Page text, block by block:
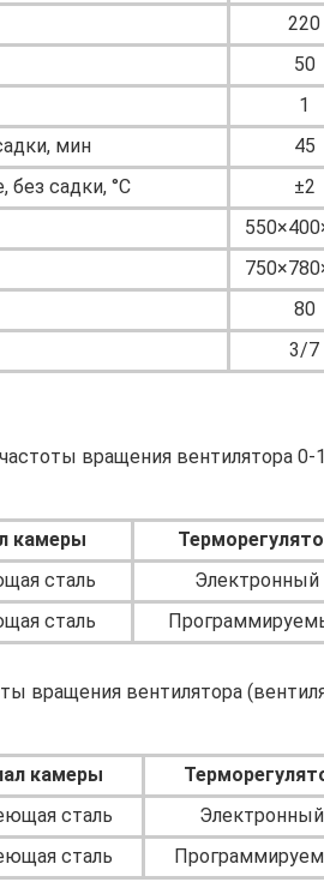
220
50
1
мин
45
садки, °С
±2
80
3/7
вращения вентилятора 0-
камеры
сталь
Электронный
сталь
вращения вентилятора
камеры
сталь
Электронный
сталь